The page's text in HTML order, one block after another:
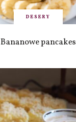
DESERY
Bananowe pancakes